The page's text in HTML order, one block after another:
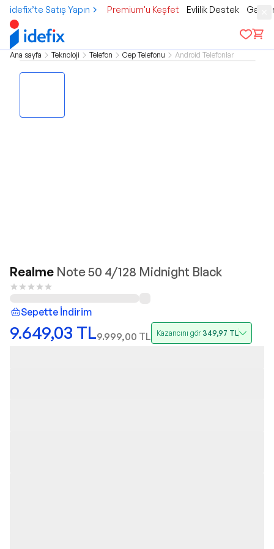
idefix’te Satış Yapın Premium'u Keşfet Evlilik Destek
Ana sayfa Teknoloji Telefon Cep Telefonu Android Telefonlar
Realme Note 50 4/128 Midnight Black
Sepette İndirim
9.649,03 TL9.999,00 TL Kazancını gör349,97 TL